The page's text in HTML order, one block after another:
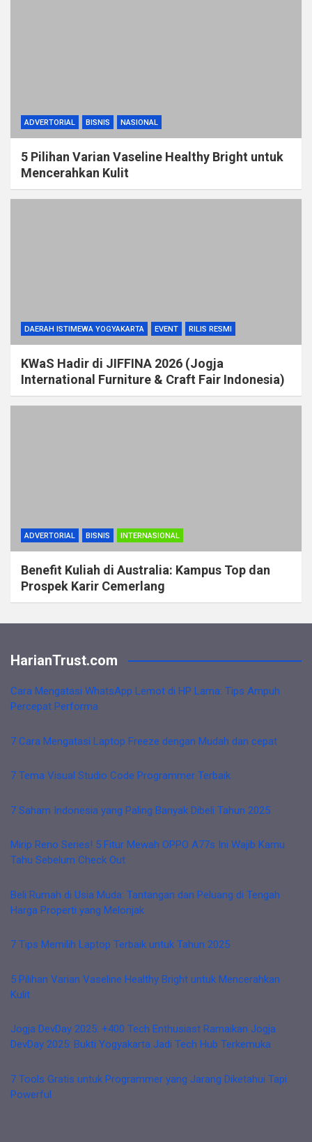
ADVERTORIAL BISNIS NASIONAL
5 Pilihan Varian Vaseline Healthy Bright untuk
Mencerahkan Kulit
DAERAH ISTIMEWA YOGYAKARTA EVENT RILIS RESMI
KWaS Hadir di JIFFINA 2026 (Jogja
International Furniture & Craft Fair Indonesia)
ADVERTORIAL BISNIS INTERNASIONAL
Benefit Kuliah di Australia: Kampus Top dan
Prospek Karir Cemerlang
HarianTrust.com
Cara Mengatasi WhatsApp Lemot di HP Lama: Tips Ampuh
Percepat Performa
7 Cara Mengatasi Laptop Freeze dengan Mudah dan cepat
7 Tema Visual Studio Code Programmer Terbaik
7 Saham Indonesia yang Paling Banyak Dibeli Tahun 2025
Mirip Reno Series! 5 Fitur Mewah OPPO A77s Ini Wajib Kamu
Tahu Sebelum Check Out
Beli Rumah di Usia Muda: Tantangan dan Peluang di Tengah
Harga Properti yang Melonjak
7 Tips Memilih Laptop Terbaik untuk Tahun 2025
5 Pilihan Varian Vaseline Healthy Bright untuk Mencerahkan
Kulit
Jogja DevDay 2025: +400 Tech Enthusiast Ramaikan Jogja
DevDay 2025: Bukti Yogyakarta Jadi Tech Hub Terkemuka
7 Tools Gratis untuk Programmer yang Jarang Diketahui Tapi
Powerful